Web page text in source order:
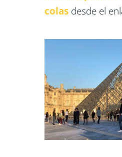
colas desde el